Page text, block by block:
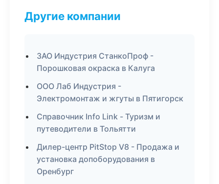
Другие компании
ЗАО Индустрия СтанкоПроф -
Порошковая окраска в Калуга
ООО Лаб Индустрия -
Электромонтаж и жгуты в Пятигорск
Справочник Info Link - Туризм и
путеводители в Тольятти
Дилер-центр PitStop V8 - Продажа и
установка допоборудования в
Оренбург